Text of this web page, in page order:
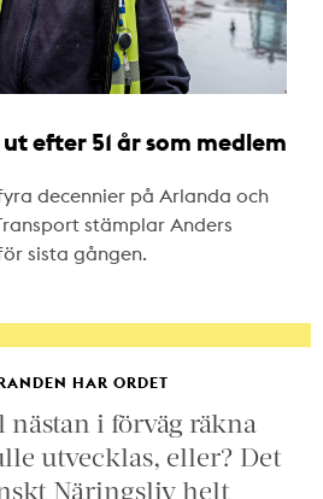
efter 51 år som medlem
decennier på Arlanda och
stämplar Anders
sista gången.
HAR ORDET
nästan i förväg räkna
utvecklas, eller? Det
Näringsliv helt